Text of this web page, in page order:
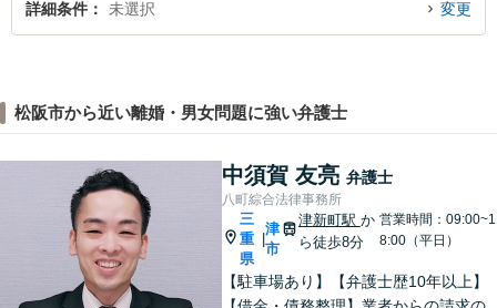
詳細条件 未選択 変更
松阪市から近い離婚・男女問題に強い弁護士
中須賀 友亮 弁護士
八町綜合法律事務所
三
重
県
|
津
市
津新町駅 か
ら徒歩8分
営業時間：09:00~1
8:00（平日）
【駐車場あり】【弁護士歴10年以上】